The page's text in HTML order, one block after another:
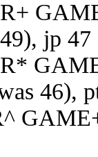
jp 47
46),